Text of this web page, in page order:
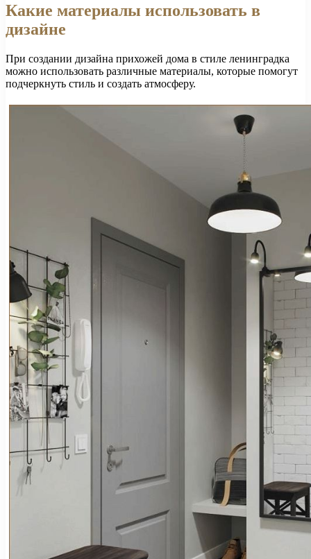
Какие материалы использовать в
дизайне
При создании дизайна прихожей дома в стиле ленинградка
можно использовать различные материалы, которые помогут
подчеркнуть стиль и создать атмосферу.